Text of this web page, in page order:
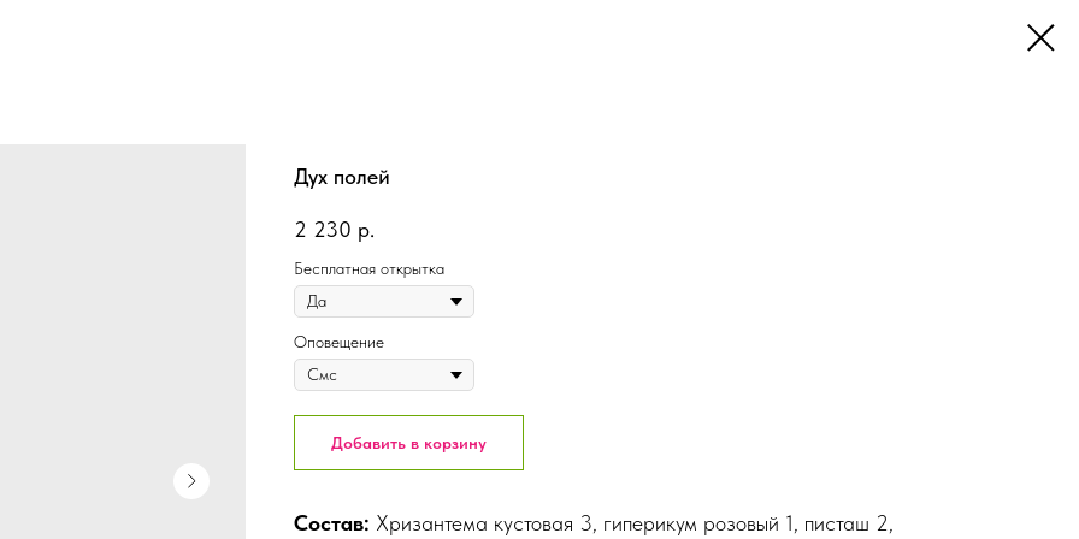
Дух полей
2 230 р.
Бесплатная открытка
Оповещение
Добавить в корзину
Состав: Хризантема кустовая 3, гиперикум розовый 1, писташ 2,